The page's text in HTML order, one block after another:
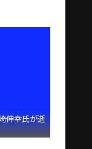
伸幸氏が逝